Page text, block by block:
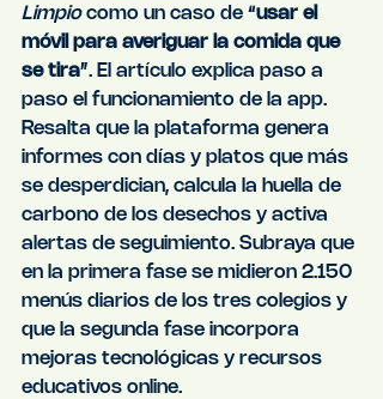
Limpio como un caso de “usar el
móvil para averiguar la comida que
se tira”. El artículo explica paso a
paso el funcionamiento de la app.
Resalta que la plataforma genera
informes con días y platos que más
se desperdician, calcula la huella de
carbono de los desechos y activa
alertas de seguimiento. Subraya que
en la primera fase se midieron 2.150
menús diarios de los tres colegios y
que la segunda fase incorpora
mejoras tecnológicas y recursos
educativos online.